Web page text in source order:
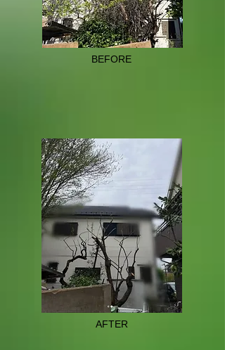
BEFORE
AFTER